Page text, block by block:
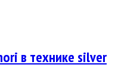
в технике silver